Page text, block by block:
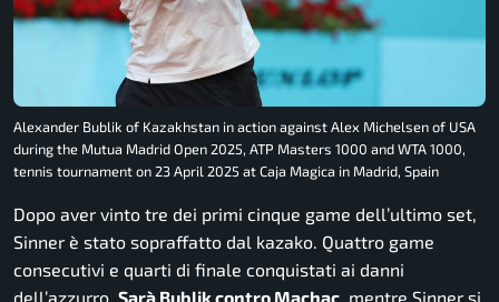
Alexander Bublik of Kazakhstan in action against Alex Michelsen of USA
during the Mutua Madrid Open 2025, ATP Masters 1000 and WTA 1000,
tennis tournament on 23 April 2025 at Caja Magica in Madrid, Spain
Dopo aver vinto tre dei primi cinque game dell’ultimo set,
Sinner è stato sopraffatto dal kazako. Quattro game
consecutivi e quarti di finale conquistati ai danni
dell’azzurro. Sarà Bublik contro Machac, mentre Sinner si